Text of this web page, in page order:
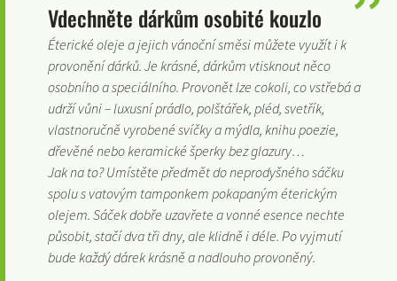
Vdechněte dárkům osobité kouzlo
Éterické oleje a jejich vánoční směsi můžete využít i k
provonění dárků. Je krásné, dárkům vtisknout něco
osobního a speciálního. Provonět lze cokoli, co vstřebá a
udrží vůni – luxusní prádlo, polštářek, pléd, svetřík,
vlastnoručně vyrobené svíčky a mýdla, knihu poezie,
dřevěné nebo keramické šperky bez glazury…
Jak na to? Umístěte předmět do neprodyšného sáčku
spolu s vatovým tamponkem pokapaným éterickým
olejem. Sáček dobře uzavřete a vonné esence nechte
působit, stačí dva tři dny, ale klidně i déle. Po vyjmutí
bude každý dárek krásně a nadlouho provoněný.